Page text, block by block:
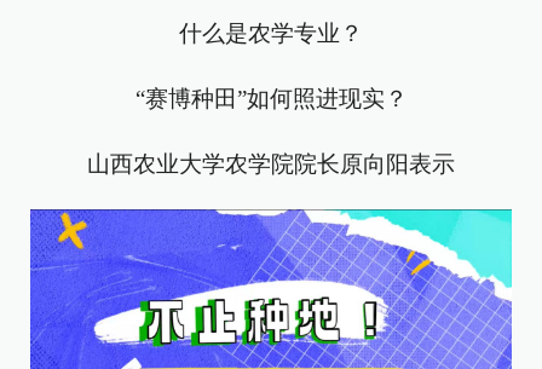
什么是农学专业？
“赛博种田”如何照进现实？
山西农业大学农学院院长原向阳表示